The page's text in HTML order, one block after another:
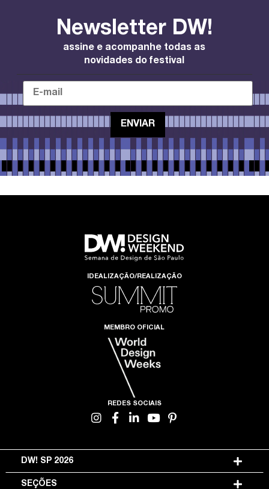
Newsletter DW!
assine e acompanhe todas as
novidades do festival
IDEALIZAÇÃO/REALIZAÇÃO
MEMBRO OFICIAL
REDES SOCIAIS
DW! SP 2026
SEÇÕES